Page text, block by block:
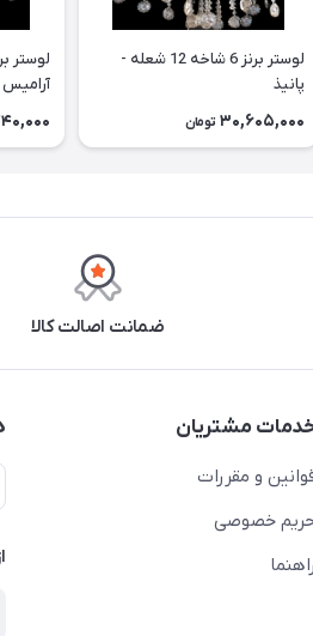
لوستر برنز 6 شاخه 12 شعله -
پانیذ
30,605,000 تومان
آرامیس
ضمانت اصالت کالا
مشتریان
و مقررات
خصوصی
راهنما